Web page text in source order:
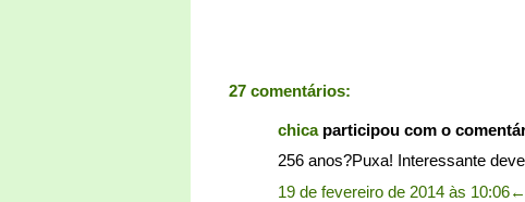
27 comentários:
chicaparticipou com o
256 anos?Puxa! Interessante
19 de fevereiro de 2014 às 10:06←